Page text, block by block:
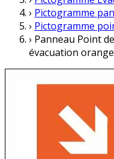
› Pictogramme
› Pictogramme
› Panneau Point
évacuation orange